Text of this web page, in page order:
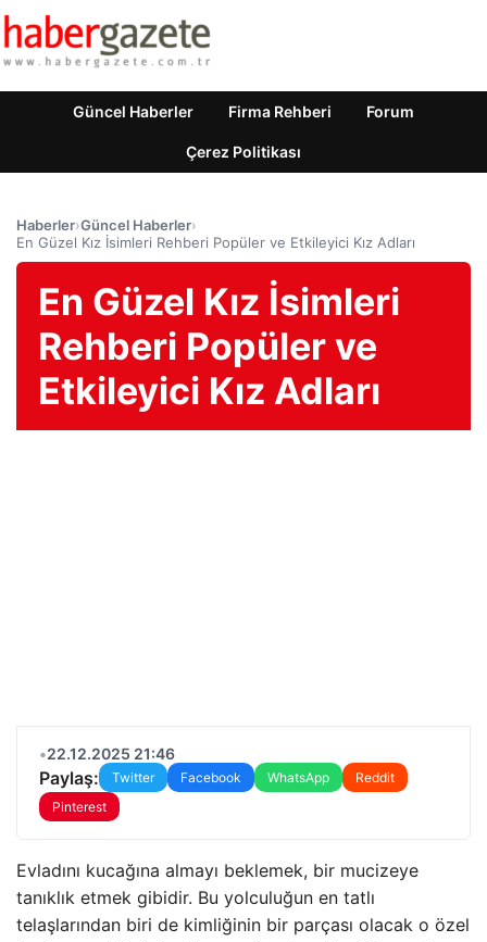
Güncel Haberler Firma Rehberi Forum
Çerez Politikası
Haberler›Güncel Haberler›
En Güzel Kız İsimleri Rehberi Popüler ve Etkileyici Kız Adları
En Güzel Kız İsimleri
Rehberi Popüler ve
Etkileyici Kız Adları
•22.12.2025 21:46
Paylaş: Twitter Facebook WhatsApp
Reddit
Pinterest
Evladını kucağına almayı beklemek, bir mucizeye
tanıklık etmek gibidir. Bu yolculuğun en tatlı
telaşlarından biri de kimliğinin bir parçası olacak o özel